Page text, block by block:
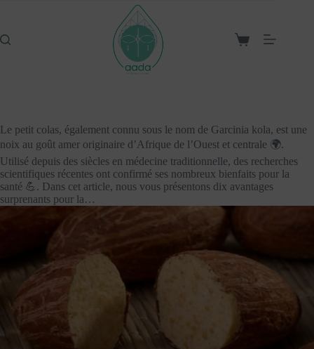
Panier
Le petit colas, également connu sous le nom de Garcinia kola, est une
noix au goût amer originaire d’Afrique de l’Ouest et centrale 🌍.
Utilisé depuis des siècles en médecine traditionnelle, des recherches
scientifiques récentes ont confirmé ses nombreux bienfaits pour la
santé 💪. Dans cet article, nous vous présentons dix avantages
surprenants pour la…